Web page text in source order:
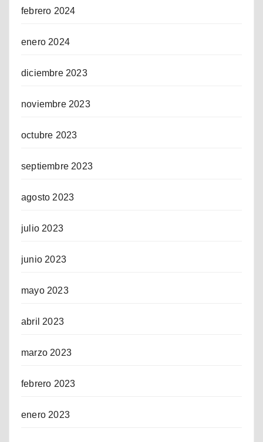
febrero 2024
enero 2024
diciembre 2023
noviembre 2023
octubre 2023
septiembre 2023
agosto 2023
julio 2023
junio 2023
mayo 2023
abril 2023
marzo 2023
febrero 2023
enero 2023